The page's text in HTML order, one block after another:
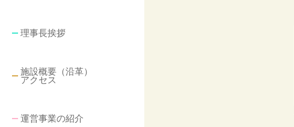
理事長挨拶
施設概要（沿革）
アクセス
運営事業の紹介